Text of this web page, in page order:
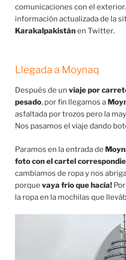
comunicaciones con el
información actualizada de la
Karakalpakistánen Twitter.
Llegada a Moynaq
Después de un viaje por
pesado, por fin llegamos a
asfaltada por trozos pero la
Nos pasamos el viaje dando
Paramos en la entrada de
foto con el cartel
cambiamos de ropa y nos
porque vaya frío que hacía!
la ropa en la mochilas que